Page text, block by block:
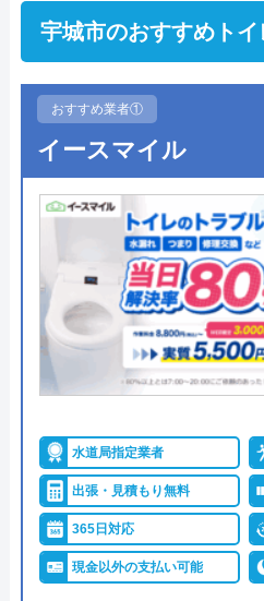
宇城市のおすすめト
おすすめ業者①
イースマイル
水道局指定業者
出張・見積もり無料
365日対応
現金以外の支払い可能